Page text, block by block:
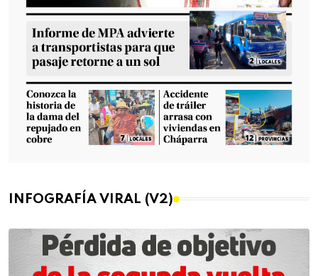
INFOGRAFÍA VIRAL (V2)